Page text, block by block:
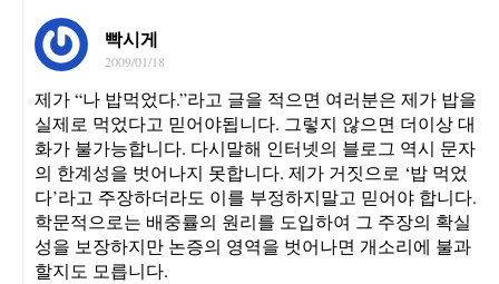
빡시게
2009/01/18
제가 “나 밥먹었다.”라고 글을 적으면 여러분은 제가 밥을
실제로 먹었다고 믿어야됩니다. 그렇지 않으면 더이상 대
화가 불가능합니다. 다시말해 인터넷의 블로그 역시 문자
의 한계성을 벗어나지 못합니다. 제가 거짓으로 ‘밥 먹었
다’라고 주장하더라도 이를 부정하지말고 믿어야 합니다.
학문적으로는 배중률의 원리를 도입하여 그 주장의 확실
성을 보장하지만 논증의 영역을 벗어나면 개소리에 불과
할지도 모릅니다.